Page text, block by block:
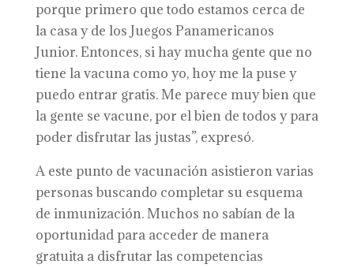
porque primero que todo estamos cerca de
la casa y de los Juegos Panamericanos
Junior. Entonces, si hay mucha gente que no
tiene la vacuna como yo, hoy me la puse y
puedo entrar gratis. Me parece muy bien que
la gente se vacune, por el bien de todos y para
poder disfrutar las justas”, expresó.
A este punto de vacunación asistieron varias
personas buscando completar su esquema
de inmunización. Muchos no sabían de la
oportunidad para acceder de manera
gratuita a disfrutar las competencias